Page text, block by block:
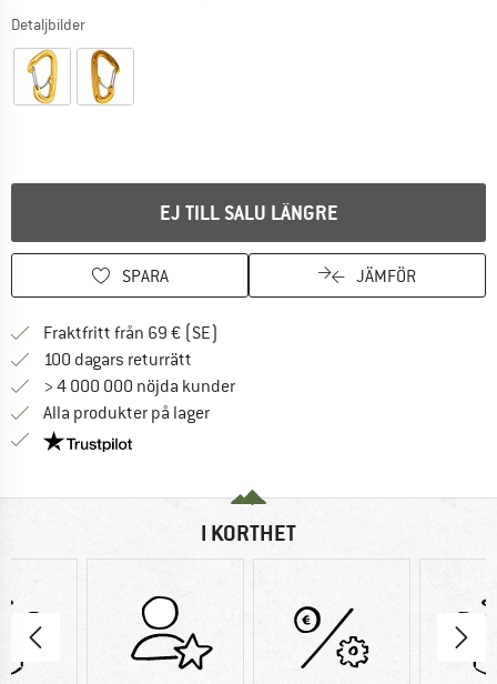
Detaljbilder
EJ TILL SALU LÄNGRE
SPARA JÄMFÖR
Fraktfritt från 69 € (SE)
100 dagars returrätt
> 4 000 000 nöjda kunder
Alla produkter på lager
Trust Pilot-garanti - hitta all information här!
I KORTHET